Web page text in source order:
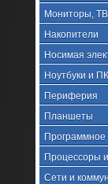
Мониторы,
Накопители
Носимая
Ноутбуки и ПК
Периферия
Планшеты
Программное
Процессоры
Сети и